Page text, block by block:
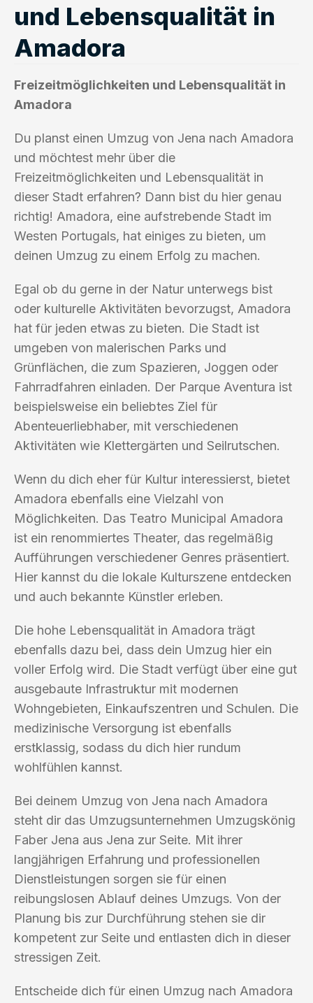
und Lebensqualität in
Amadora
Freizeitmöglichkeiten und Lebensqualität in
Amadora
Du planst einen Umzug von Jena nach Amadora
und möchtest mehr über die
Freizeitmöglichkeiten und Lebensqualität in
dieser Stadt erfahren? Dann bist du hier genau
richtig! Amadora, eine aufstrebende Stadt im
Westen Portugals, hat einiges zu bieten, um
deinen Umzug zu einem Erfolg zu machen.
Egal ob du gerne in der Natur unterwegs bist
oder kulturelle Aktivitäten bevorzugst, Amadora
hat für jeden etwas zu bieten. Die Stadt ist
umgeben von malerischen Parks und
Grünflächen, die zum Spazieren, Joggen oder
Fahrradfahren einladen. Der Parque Aventura ist
beispielsweise ein beliebtes Ziel für
Abenteuerliebhaber, mit verschiedenen
Aktivitäten wie Klettergärten und Seilrutschen.
Wenn du dich eher für Kultur interessierst, bietet
Amadora ebenfalls eine Vielzahl von
Möglichkeiten. Das Teatro Municipal Amadora
ist ein renommiertes Theater, das regelmäßig
Aufführungen verschiedener Genres präsentiert.
Hier kannst du die lokale Kulturszene entdecken
und auch bekannte Künstler erleben.
Die hohe Lebensqualität in Amadora trägt
ebenfalls dazu bei, dass dein Umzug hier ein
voller Erfolg wird. Die Stadt verfügt über eine gut
ausgebaute Infrastruktur mit modernen
Wohngebieten, Einkaufszentren und Schulen. Die
medizinische Versorgung ist ebenfalls
erstklassig, sodass du dich hier rundum
wohlfühlen kannst.
Bei deinem Umzug von Jena nach Amadora
steht dir das Umzugsunternehmen Umzugskönig
Faber Jena aus Jena zur Seite. Mit ihrer
langjährigen Erfahrung und professionellen
Dienstleistungen sorgen sie für einen
reibungslosen Ablauf deines Umzugs. Von der
Planung bis zur Durchführung stehen sie dir
kompetent zur Seite und entlasten dich in dieser
stressigen Zeit.
Entscheide dich für einen Umzug nach Amadora